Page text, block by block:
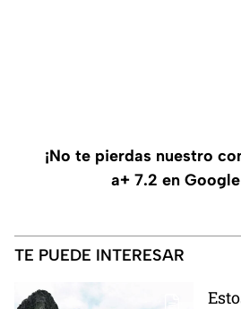
¡No te pierdas nuestro
a+ 7.2 en
TE PUEDE INTERESAR